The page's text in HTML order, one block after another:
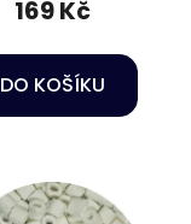
169 Kč
DO KOŠÍKU